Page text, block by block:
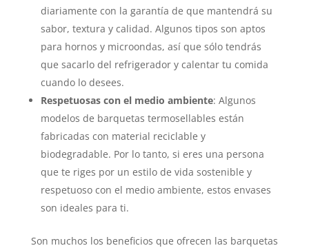
diariamente con la garantía de que mantendrá su
sabor, textura y calidad. Algunos tipos son aptos
para hornos y microondas, así que sólo tendrás
que sacarlo del refrigerador y calentar tu comida
cuando lo desees.
Respetuosas con el medio ambiente: Algunos
modelos de barquetas termosellables están
fabricadas con material reciclable y
biodegradable. Por lo tanto, si eres una persona
que te riges por un estilo de vida sostenible y
respetuoso con el medio ambiente, estos envases
son ideales para ti.
Son muchos los beneficios que ofrecen las barquetas